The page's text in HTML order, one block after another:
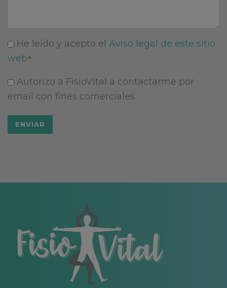
Consentimiento
*
He leído y acepto el Aviso legal de este sitio
web*
Comunicación
comercial
Autorizo a FisioVital a contactarme por
email con fines comerciales